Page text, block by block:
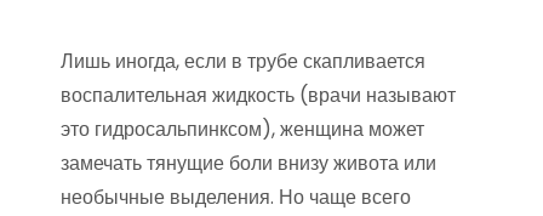
Лишь иногда, если в трубе скапливается
воспалительная жидкость (врачи называют
это гидросальпинксом), женщина может
замечать тянущие боли внизу живота или
необычные выделения. Но чаще всего